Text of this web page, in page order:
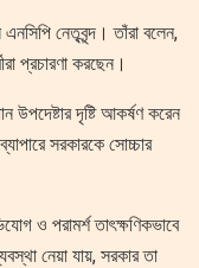
এনসিপি নেতৃবৃন্দ। তাঁরা বলেন,
প্রচারণা করছেন।
উপদেষ্টার দৃষ্টি আকর্ষণ করেন
সরকারকে সোচ্চার
ও পরামর্শ তাৎক্ষণিকভাবে
নেয়া যায়, সরকার তা